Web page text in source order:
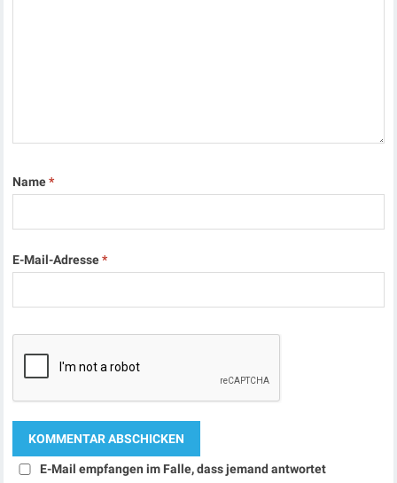
Name*
E-Mail-Adresse*
E-Mail empfangen im Falle, dass jemand antwortet